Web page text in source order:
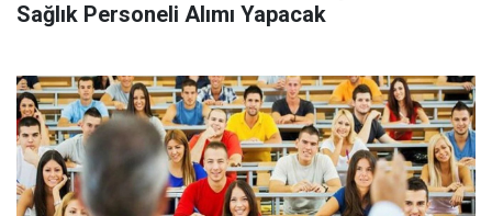
Sağlık Personeli Alımı Yapacak